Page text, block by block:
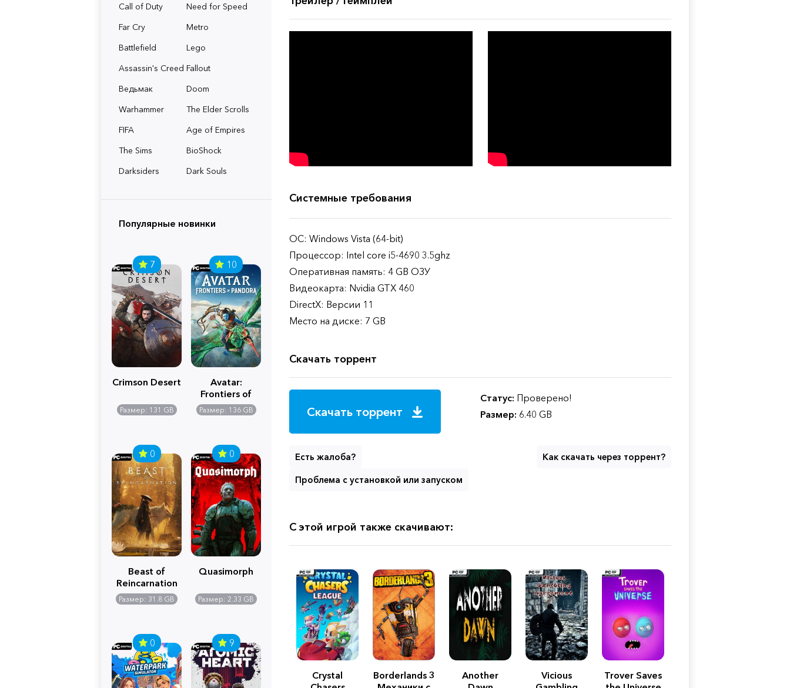
Call of Duty
Need for Speed
Far Cry
Metro
Battlefield
Lego
Assassin's Creed Fallout
Ведьмак
Doom
Warhammer
The Elder Scrolls
FIFA
Age of Empires
The Sims
BioShock
Darksiders
Dark Souls
Популярные новинки
7
Crimson Desert
Размер: 131 GB
10
Avatar:
Frontiers of
Pandora
Размер: 136 GB
0
Beast of
Reincarnation
Размер: 31.8 GB
0
Quasimorph
Размер: 2.33 GB
0 9
Системные требования
ОС: Windows Vista (64-bit)
Процессор: Intel core i5-4690 3.5ghz
Оперативная память: 4 GB ОЗУ
Видеокарта: Nvidia GTX 460
DirectX: Версии 11
Место на диске: 7 GB
Скачать торрент
Скачать торрент
Статус: Проверено!
Размер: 6.40 GB
Есть жалоба? Как скачать через торрент?
Проблема с установкой или запуском
С этой игрой также скачивают:
Crystal
Borderlands 3
Another
Vicious
Trover Saves